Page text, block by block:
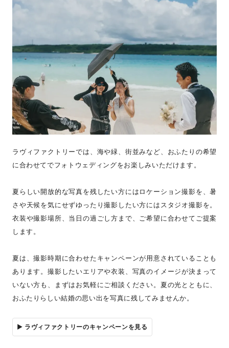
ラヴィファクトリーでは、海や緑、街並みなど、おふたりの希望
に合わせてでフォトウェディングをお楽しみいただけます。
夏らしい開放的な写真を残したい方にはロケーション撮影を、暑
さや天候を気にせずゆったり撮影したい方にはスタジオ撮影を。
衣装や撮影場所、当日の過ごし方まで、ご希望に合わせてご提案
します。
夏は、撮影時期に合わせたキャンペーンが用意されていることも
あります。撮影したいエリアや衣装、写真のイメージが決まって
いない方も、まずはお気軽にご相談ください。夏の光とともに、
おふたりらしい結婚の思い出を写真に残してみませんか。
▶︎ ラヴィファクトリーのキャンペーンを見る